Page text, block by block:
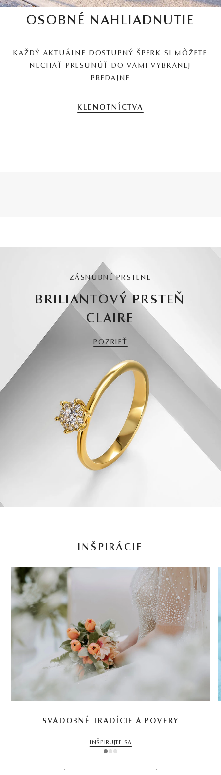
OSOBNÉ NAHLIADNUTIE
KAŽDÝ AKTUÁLNE DOSTUPNÝ ŠPERK SI MÔŽETE
NECHAŤ PRESUNÚŤ DO VAMI VYBRANEJ
PREDAJNE
KLENOTNÍCTVA
ZÁSNUBNÉ PRSTENE
BRILIANTOVÝ PRSTEŇ
CLAIRE
POZRIEŤ
INŠPIRÁCIE
SVADOBNÉ TRADÍCIE A POVERY
INŠPIRUJTE SA
1 2 3